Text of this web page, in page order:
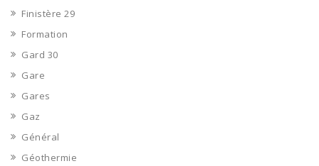
Finistère 29
Formation
Gard 30
Gare
Gares
Gaz
Général
Géothermie